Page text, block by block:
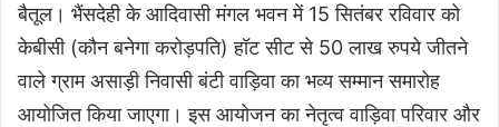
बैतूल। भैंसदेही के आदिवासी मंगल भवन में 15 सितंबर रविवार को
केबीसी (कौन बनेगा करोड़पति) हॉट सीट से 50 लाख रुपये जीतने
वाले ग्राम असाड़ी निवासी बंटी वाड़िवा का भव्य सम्मान समारोह
आयोजित किया जाएगा। इस आयोजन का नेतृत्व वाड़िवा परिवार और